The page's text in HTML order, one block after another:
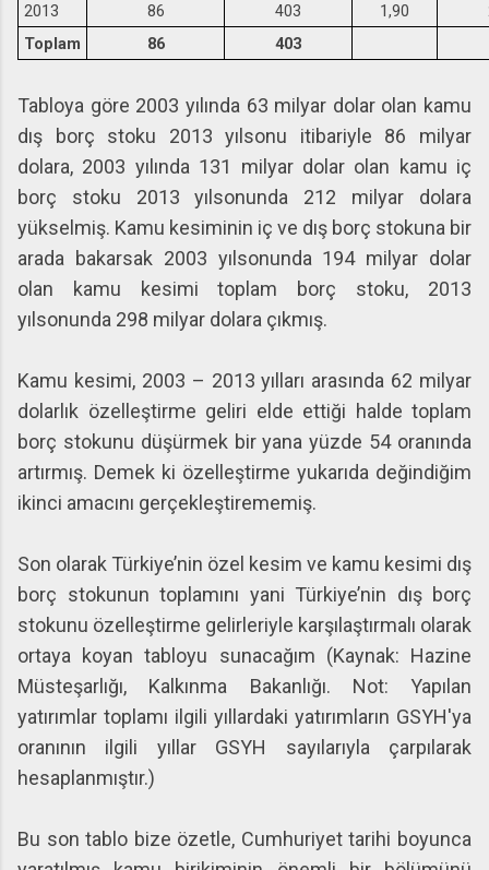
2013
86 403 1,90
Toplam
86 403
Tabloya göre 2003 yılında 63 milyar dolar olan kamu
dış borç stoku 2013 yılsonu itibariyle 86 milyar
dolara, 2003 yılında 131 milyar dolar olan kamu iç
borç stoku 2013 yılsonunda 212 milyar dolara
yükselmiş. Kamu kesiminin iç ve dış borç stokuna bir
arada bakarsak 2003 yılsonunda 194 milyar dolar
olan kamu kesimi toplam borç stoku, 2013
yılsonunda 298 milyar dolara çıkmış.
Kamu kesimi, 2003 – 2013 yılları arasında 62 milyar
dolarlık özelleştirme geliri elde ettiği halde toplam
borç stokunu düşürmek bir yana yüzde 54 oranında
artırmış. Demek ki özelleştirme yukarıda değindiğim
ikinci amacını gerçekleştirememiş.
Son olarak Türkiye’nin özel kesim ve kamu kesimi dış
borç stokunun toplamını yani Türkiye’nin dış borç
stokunu özelleştirme gelirleriyle karşılaştırmalı olarak
ortaya koyan tabloyu sunacağım (Kaynak: Hazine
Müsteşarlığı, Kalkınma Bakanlığı. Not: Yapılan
yatırımlar toplamı ilgili yıllardaki yatırımların GSYH'ya
oranının ilgili yıllar GSYH sayılarıyla çarpılarak
hesaplanmıştır.)
Bu son tablo bize özetle, Cumhuriyet tarihi boyunca